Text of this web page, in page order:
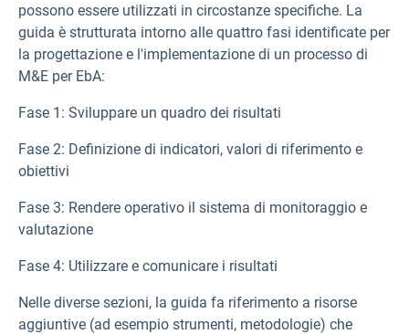
possono essere utilizzati in circostanze specifiche. La
guida è strutturata intorno alle quattro fasi identificate per
la progettazione e l'implementazione di un processo di
M&E per EbA:
Fase 1: Sviluppare un quadro dei risultati
Fase 2: Definizione di indicatori, valori di riferimento e
obiettivi
Fase 3: Rendere operativo il sistema di monitoraggio e
valutazione
Fase 4: Utilizzare e comunicare i risultati
Nelle diverse sezioni, la guida fa riferimento a risorse
aggiuntive (ad esempio strumenti, metodologie) che